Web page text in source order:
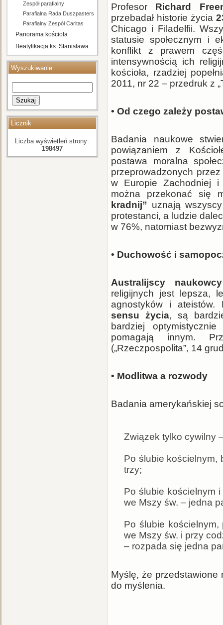
Zespół parafialny
Parafialna Rada Duszpasterska i Ekonomiczna
Parafialny Zespół Caritas
Panorama kościoła
Beatyfikacja ks. Stanisława
Wyszukiwanie
Szukaj
Licznik
Liczba wyświetleń strony:
198497
Profesor Richard
przebadał historie życia
Chicago i Filadelfii.
statusie społecznym i
konflikt z prawem
intensywnością ich
kościoła, rzadziej
2011, nr 22 – przedruk z
• Od czego zależy
Badania naukowe
powiązaniem z
postawa moralna
przeprowadzonych
w Europie Zachodniej
można przekonać się
kradnij” uznają
protestanci, a ludzie
w 76%, natomiast
• Duchowość i
Australijscy naukowcy
religijnych jest lepsza,
agnostyków i ateistów.
sensu życia, są
bardziej
pomagają innym.
(„Rzeczpospolita”, 14
• Modlitwa a rozwody
Badania amerykańskiej
Związek tylko cywilny
Po ślubie kościelnym,
trzy;
Po ślubie kościelnym
we Mszy św. – jedna
Po ślubie
we Mszy św. i przy
– rozpada się jedna
Myślę, że
do myślenia.